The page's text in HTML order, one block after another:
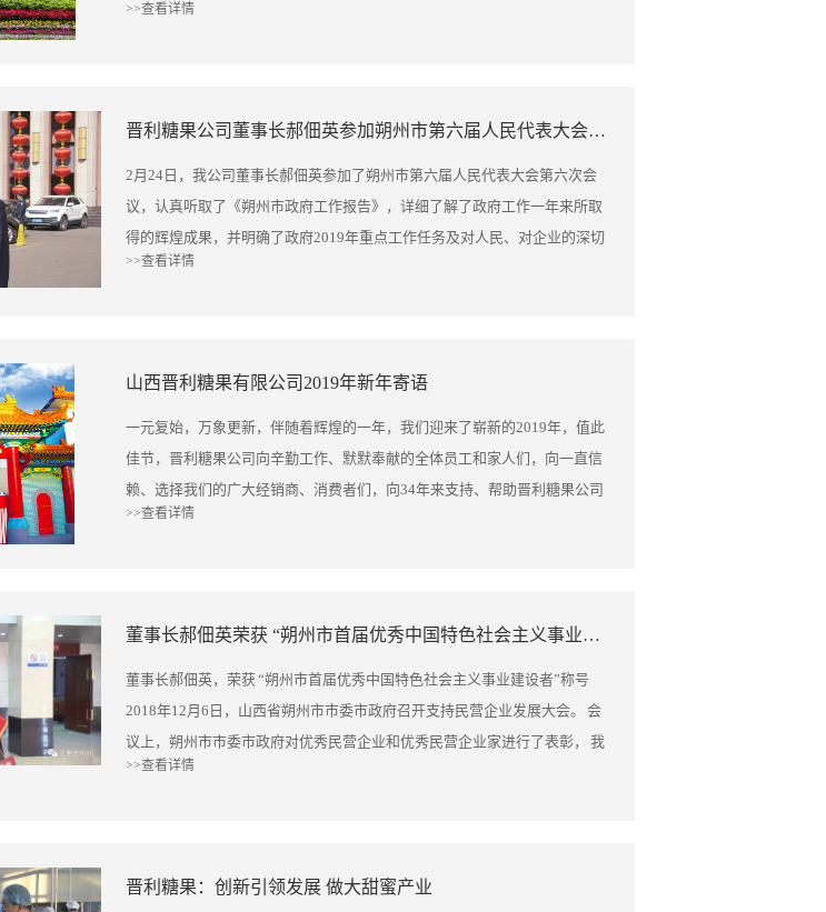
和不懈努力工作的晋利人，表示衷心感谢！ 35年来的经历，我们走过了坎坷
人，执着做事，靠质量赢市场，凭信誉谋发展，市场越做越广，产品供不应
求，取得了可喜的成就。 晋利糖果旗下品牌——晋利 未来展望，在前进征程
上，晋利人要始终追求卓越：发扬工匠精神、提高产品质量、工艺精益求
精、打造民族品牌。始终坚持公司国际化的道路，坚定不移的把国际市场作
为企业发展的一个风向标。 新的时代，新的使命，晋利人全力以赴、携起手
际贸易盛会，被誉为“中国第一展”。 晋利专注生产花式工艺糖果35年，始终
一家糖果生产企业，也是山西省糖果行业历史上的出口创汇企业。 从2002年
开始，晋利糖果每年都会参加广交会。目前，晋利糖果已经与全球20多个国
家建立了长期的合作关系。 展会期间，晋利糖果吸引了众多国内外客商的热
烈青睐，许多企业表达了与晋利合作的意向，公司将继续提升产品 品质，丰
富产品种类，满足客户的多重需求，携手各界同仁共创甜美明天！
>>查看详情
晋利糖果公司董事长郝佃英参加朔州市第六届人民代表大会第六次会议
2月24日，我公司董事长郝佃英参加了朔州市第六届人民代表大会第六次会
议，认真听取了《朔州市政府工作报告》，详细了解了政府工作一年来所取
得的辉煌成果，并明确了政府2019年重点工作任务及对人民、对企业的深切
关心和指导。 朔州市市长高键在政府工作报告中提到，全力打造对外开放新
到实实在在的“利好”。 董事长郝佃英参加了怀仁市代表团全团会议，围绕政
府工作报告并结合自身实际工作参与会议讨论。 图中左三为董事长郝佃英 朔
州日报采访市人大代表郝佃英 小糖果成就大事业 ——访市人大代表郝佃英 在
怀仁代表团驻地，记者见到参加朔州市六届人大六次会议的市人大代表、山
西晋利糖果有限责任公司总经理郝佃英时，他浑身透出一股坚韧挺拔不服输
有一座占地面积17000平方米,集生产、内销、出口等业务于一体的综合型糖
果生产企业，这里不仅有技术含量极高的企业创新机能，更有一批熟练的本
土产业工人。这里生产的几十个品种二百多种规格的花式硬糖等产品出口美
国、加拿大、英国、荷兰、比利时、西班牙等欧美十几个国家，年出口额达
300万美元；产品还销往国内二十多个省、市、自治区，每年的销售额达
机遇、投资合作机遇，以更强的信心、勇气和智慧迎难而上。同时要苦练内
>>查看详情
山西晋利糖果有限公司2019年新年寄语
一元复始，万象更新，伴随着辉煌的一年，我们迎来了崭新的2019年，值此
佳节，晋利糖果公司向辛勤工作、默默奉献的全体员工和家人们，向一直信
赖、选择我们的广大经销商、消费者们，向34年来支持、帮助晋利糖果公司
走出山西、走向世界的各级领导以及各位亲朋好友们表达节日的问候，祝大
品”般的糖果为要求，以生产绿色健康的糖果为标准，创造更值得消费者信赖
的优质产品，并为他们的生活带来了甜蜜，为他们的节日增添了情趣； 这一
年，我们参加了中国进出口商品交易会，并在汕头市成立了业务办事处，加
强了与东南沿海及港澳大湾区的业务联系，为晋利糖果打造了更为坚实的销
售渠道； 这一年，我们继续开拓市场，走出国门，参加了德国科隆国际糖果
们并不满足于现状，积极吸取国外糖果行业的先进经验，丰富自己的产品，
>>查看详情
董事长郝佃英荣获 “朔州市首届优秀中国特色社会主义事业建设者”称号
董事长郝佃英，荣获 “朔州市首届优秀中国特色社会主义事业建设者”称号
2018年12月6日，山西省朔州市市委市政府召开支持民营企业发展大会。 会
议上，朔州市市委市政府对优秀民营企业和优秀民营企业家进行了表彰， 我
公司董事长郝佃英同志荣获 “朔州市首届优秀中国特色社会主义事业建设者”
业发展吹响了冲锋号。 大会出台的《关于支持民营经济发展的实施意见》48
>>查看详情
晋利糖果：创新引领发展 做大甜蜜产业